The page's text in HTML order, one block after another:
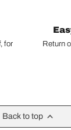
for
Return
Back to top